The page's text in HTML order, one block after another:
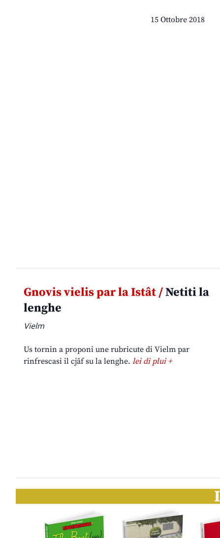
15 Ottobre 2018
Gnovis vielis par la Istât /Netiti la
lenghe
Vielm
Us tornin a proponi une rubricute di Vielm par
rinfrescasi il cjâf su la lenghe. lei di plui +